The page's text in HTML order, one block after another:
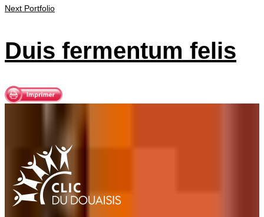
Next Portfolio
Duis fermentum felis